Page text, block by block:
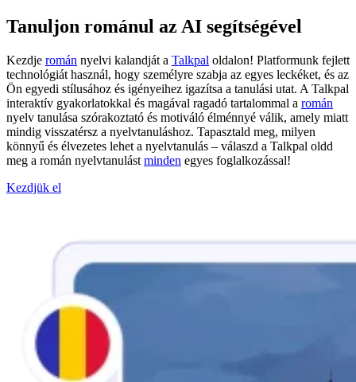
Tanuljon románul az AI segítségével
Kezdje román nyelvi kalandját a Talkpal oldalon! Platformunk fejlett
technológiát használ, hogy személyre szabja az egyes leckéket, és az
Ön egyedi stílusához és igényeihez igazítsa a tanulási utat. A Talkpal
interaktív gyakorlatokkal és magával ragadó tartalommal a román
nyelv tanulása szórakoztató és motiváló élménnyé válik, amely miatt
mindig visszatérsz a nyelvtanuláshoz. Tapasztald meg, milyen
könnyű és élvezetes lehet a nyelvtanulás – válaszd a Talkpal oldd
meg a román nyelvtanulást minden egyes foglalkozással!
Kezdjük el